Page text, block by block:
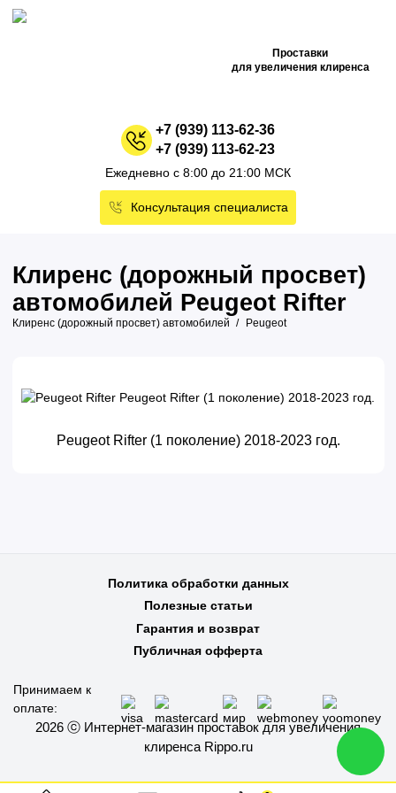
Проставки
для увеличения клиренса
+7 (939) 113-62-36
+7 (939) 113-62-23
Ежедневно с 8:00 до 21:00 МСК
Консультация специалиста
Клиренс (дорожный просвет)
автомобилей Peugeot Rifter
Клиренс (дорожный просвет) автомобилей Peugeot
Peugeot Rifter (1 поколение) 2018-2023 год.
Политика обработки данных
Полезные статьи
Гарантия и возврат
Публичная офферта
Принимаем к
оплате:
2026 ⓒ Интернет-магазин проставок для увеличения
клиренса Rippo.ru